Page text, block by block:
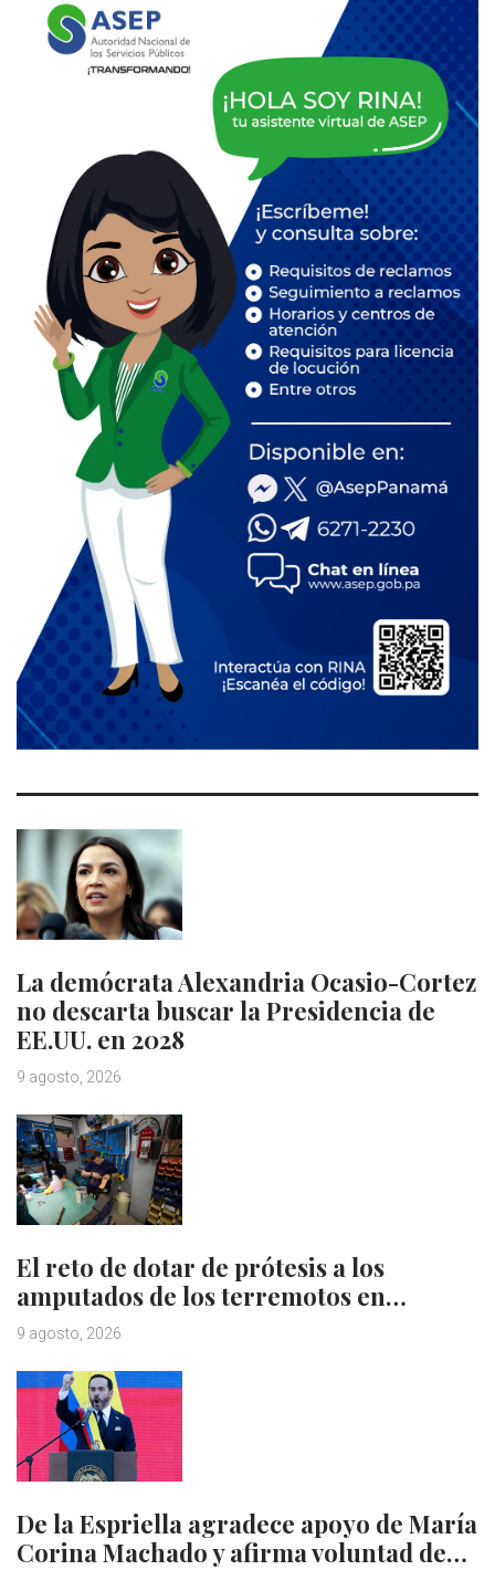
La demócrata Alexandria Ocasio-Cortez
no descarta buscar la Presidencia de
EE.UU. en 2028
9 agosto, 2026
El reto de dotar de prótesis a los
amputados de los terremotos en…
9 agosto, 2026
De la Espriella agradece apoyo de María
Corina Machado y afirma voluntad de…